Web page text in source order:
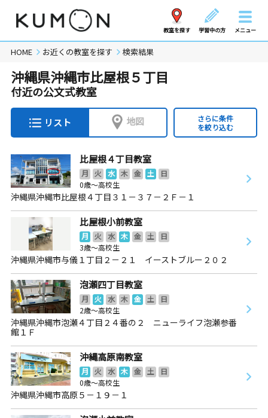
教室を探す 学習中の方 メニュー
HOME お近くの教室を探す 検索結果
沖縄県沖縄市比屋根５丁目
付近の公文式教室
リスト 地図
さらに条件
を絞り込む
比屋根４丁目教室
月 火 水 木 金 土
日
0歳～高校生
沖縄県沖縄市比屋根４丁目３１－３７－２Ｆ－１
比屋根小前教室
月 火 水 木 金 土
日
3歳～高校生
沖縄県沖縄市与儀１丁目２－２１ イーストブルー２０２
泡瀬四丁目教室
月 火 水 木 金 土
日
2歳～高校生
沖縄県沖縄市泡瀬４丁目２４番の２ ニューライフ泡瀬参番
館１Ｆ
沖縄高原南教室
月 火 水 木 金 土
日
0歳～高校生
沖縄県沖縄市高原５－１９－１